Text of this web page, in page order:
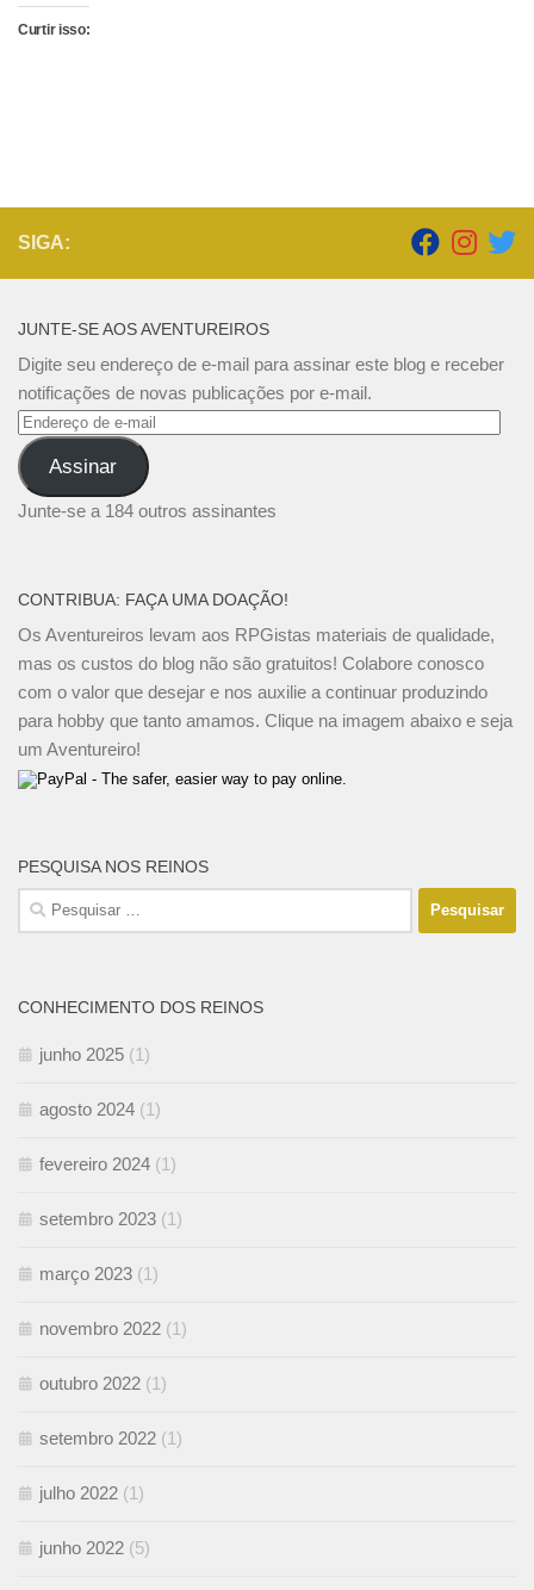
Curtir isso:
SIGA:
JUNTE-SE AOS AVENTUREIROS
Digite seu endereço de e-mail para assinar este blog e receber
notificações de novas publicações por e-mail.
Endereço
de
e-
mail
Assinar
Junte-se a 184 outros assinantes
CONTRIBUA: FAÇA UMA DOAÇÃO!
Os Aventureiros levam aos RPGistas materiais de qualidade,
mas os custos do blog não são gratuitos! Colabore conosco
com o valor que desejar e nos auxilie a continuar produzindo
para hobby que tanto amamos. Clique na imagem abaixo e seja
um Aventureiro!
PESQUISA NOS REINOS
Pesquisar
por:
CONHECIMENTO DOS REINOS
junho 2025 (1)
agosto 2024 (1)
fevereiro 2024 (1)
setembro 2023 (1)
março 2023 (1)
novembro 2022 (1)
outubro 2022 (1)
setembro 2022 (1)
julho 2022 (1)
junho 2022 (5)